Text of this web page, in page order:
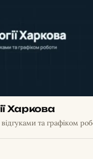
Харкова
відгуками та графіком